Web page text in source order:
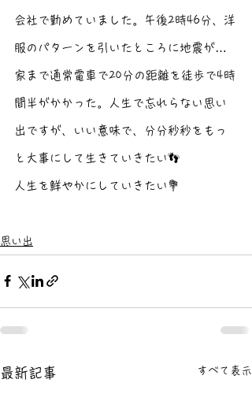
会社で勤めていました。午後2時46分、洋
服のパターンを引いたところに地震が…
家まで通常電車で20分の距離を徒歩で4時
間半がかかった。人生で忘れらない思い
出ですが、いい意味で、分分秒秒をもっ
と大事にして生きていきたい👣
人生を鮮やかにしていきたい💐
思い出
最新記事 すべて表示